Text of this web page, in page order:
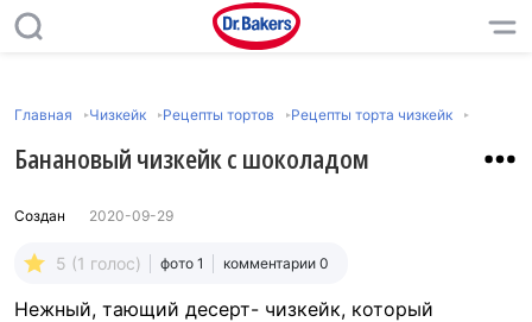
Главная Чизкейк Рецепты тортов Рецепты торта чизкейк
Банановый чизкейк с шоколадом
Создан 2020-09-29
5 (1 голос) фото 1 комментарии 0
Нежный, тающий десерт- чизкейк, который